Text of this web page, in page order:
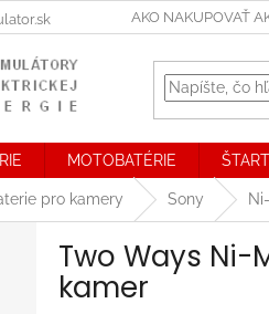
AKO NAKUPOVAŤ
MOTOBATÉRIE
pro kamery Sony
Two Ways Ni-
kamer